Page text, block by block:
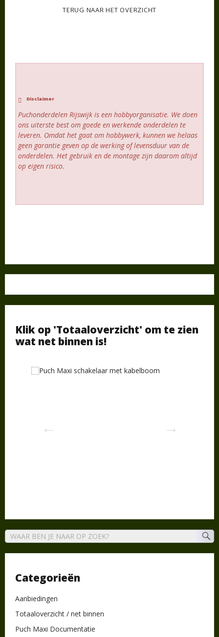
TERUG NAAR HET OVERZICHT
Disclaimer
Puchonderdelen Rijswijk is een hobbyorganisatie. We doen
ons uiterste best om goede en werkende onderdelen te
leveren. Omdat het gaat om hobbywerk, kunnen we helaas
geen garantie geven op de werking of levensduur van de
onderdelen. Het gebruik en de montage zijn daarom altijd
op eigen risico.
Klik op 'Totaaloverzicht' om te zien
wat net binnen is!
Categorieën
Aanbiedingen
Totaaloverzicht / net binnen
Puch Maxi Documentatie